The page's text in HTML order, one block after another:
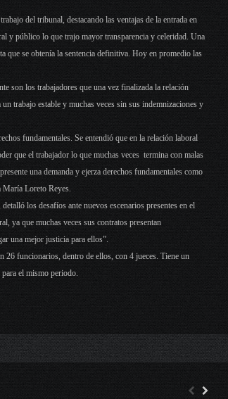
del tribunal, destacando las ventajas de la entrada en
y público lo que trajo mayor transparencia y celeridad. Una
que se obtenía la sentencia definitiva. Hoy en promedio las
son los trabajadores que una vez finalizada la relación
trabajo estable y muchas veces sin sus indemnizaciones y
fundamentales. Se entendió que en la relación laboral
que el trabajador lo que muchas veces termina con malas
una demanda y ejerza derechos fundamentales como
María Loreto Reyes.
los desafíos ante nuevos escenarios presentes en el
ya que muchas veces sus contratos presentan
una mejor justicia para ellos”.
26 funcionarios, dentro de ellos, con 4 jueces. Tiene un
para el mismo periodo.